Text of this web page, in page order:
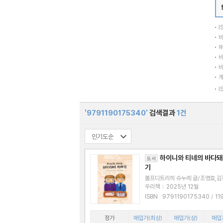
'9791190175340' 검색결과1건
도서
하이니와 티네의 바다
기
볼프디트리히 슈누레 글/조영효,김
우리책 | 2025년 12월
ISBN : 9791190175340 / 11901753
정가
매입가(최상) 매입가(상) 매